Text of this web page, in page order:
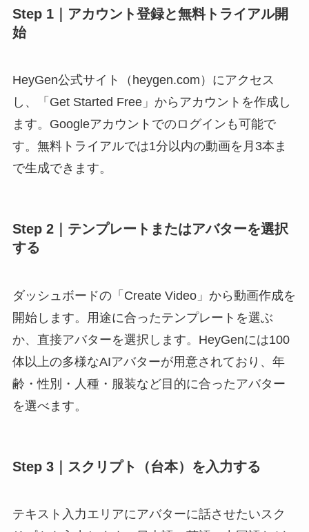
Step 1｜アカウント登録と無料トライアル開
始
HeyGen公式サイト（heygen.com）にアクセス
し、「Get Started Free」からアカウントを作成し
ます。Googleアカウントでのログインも可能で
す。無料トライアルでは1分以内の動画を月3本ま
で生成できます。
Step 2｜テンプレートまたはアバターを選択
する
ダッシュボードの「Create Video」から動画作成を
開始します。用途に合ったテンプレートを選ぶ
か、直接アバターを選択します。HeyGenには100
体以上の多様なAIアバターが用意されており、年
齢・性別・人種・服装など目的に合ったアバター
を選べます。
Step 3｜スクリプト（台本）を入力する
テキスト入力エリアにアバターに話させたいスク